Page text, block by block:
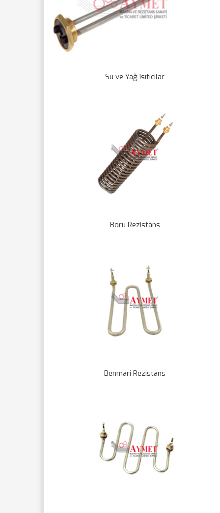
Su ve Yağ Isıtıcılar
Boru Rezistans
Benmari Rezistans